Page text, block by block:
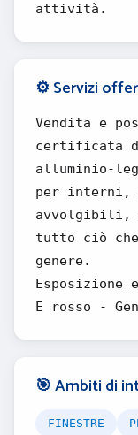
attività.
⚙️ Servizi
Vendita e
certificata
alluminio-
per interni,
avvolgibili,
tutto ciò
genere.
Esposizione
E rosso -
🎯 Ambiti di
FINESTRE